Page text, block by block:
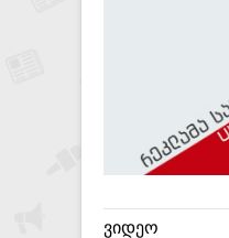
ᲕᲘᲓᲔᲝ